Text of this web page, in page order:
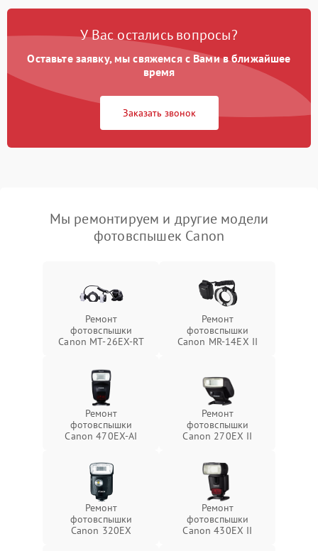
У Вас остались вопросы?
Оставьте заявку, мы свяжемся с Вами в ближайшее
время
Заказать звонок
Мы ремонтируем и другие модели
фотовспышек Canon
Ремонт
фотовспышки
Canon MT-26EX-RT
Ремонт
фотовспышки
Canon MR-14EX II
Ремонт
фотовспышки
Canon 470EX-AI
Ремонт
фотовспышки
Canon 270EX II
Ремонт
фотовспышки
Canon 320EX
Ремонт
фотовспышки
Canon 430EX II